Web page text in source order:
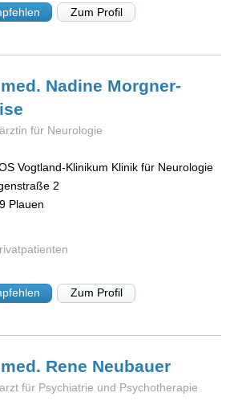
Zum Profil
Nadine Morgner-
für Neurologie
Vogtland-Klinikum Klinik für Neurologie
2
Plauen
Zum Profil
Rene Neubauer
für Psychiatrie und Psychotherapie